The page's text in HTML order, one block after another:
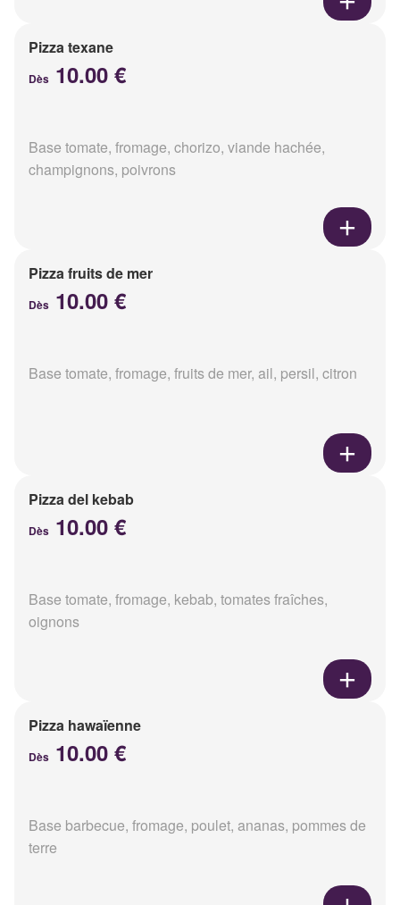
Pizza texane
Dès 10.00 €
Base tomate, fromage, chorizo, viande hachée,
champignons, poivrons
Pizza fruits de mer
Dès 10.00 €
Base tomate, fromage, fruits de mer, ail, persil, citron
Pizza del kebab
Dès 10.00 €
Base tomate, fromage, kebab, tomates fraîches,
oignons
Pizza hawaïenne
Dès 10.00 €
Base barbecue, fromage, poulet, ananas, pommes de
terre